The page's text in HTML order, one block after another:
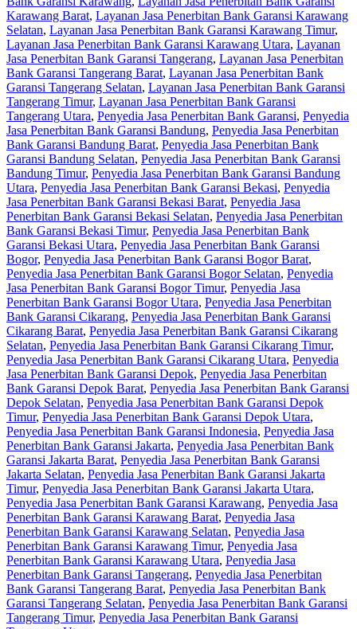
Karawang Barat, Layanan Jasa Penerbitan Bank Garansi Karawang
Selatan, Layanan Jasa Penerbitan Bank Garansi Karawang Timur,
Layanan Jasa Penerbitan Bank Garansi Karawang Utara, Layanan
Jasa Penerbitan Bank Garansi Tangerang, Layanan Jasa Penerbitan
Bank Garansi Tangerang Barat, Layanan Jasa Penerbitan Bank
Garansi Tangerang Selatan, Layanan Jasa Penerbitan Bank Garansi
Tangerang Timur, Layanan Jasa Penerbitan Bank Garansi
Tangerang Utara, Penyedia Jasa Penerbitan Bank Garansi, Penyedia
Jasa Penerbitan Bank Garansi Bandung, Penyedia Jasa Penerbitan
Bank Garansi Bandung Barat, Penyedia Jasa Penerbitan Bank
Garansi Bandung Selatan, Penyedia Jasa Penerbitan Bank Garansi
Bandung Timur, Penyedia Jasa Penerbitan Bank Garansi Bandung
Utara, Penyedia Jasa Penerbitan Bank Garansi Bekasi, Penyedia
Jasa Penerbitan Bank Garansi Bekasi Barat, Penyedia Jasa
Penerbitan Bank Garansi Bekasi Selatan, Penyedia Jasa Penerbitan
Bank Garansi Bekasi Timur, Penyedia Jasa Penerbitan Bank
Garansi Bekasi Utara, Penyedia Jasa Penerbitan Bank Garansi
Bogor, Penyedia Jasa Penerbitan Bank Garansi Bogor Barat,
Penyedia Jasa Penerbitan Bank Garansi Bogor Selatan, Penyedia
Jasa Penerbitan Bank Garansi Bogor Timur, Penyedia Jasa
Penerbitan Bank Garansi Bogor Utara, Penyedia Jasa Penerbitan
Bank Garansi Cikarang, Penyedia Jasa Penerbitan Bank Garansi
Cikarang Barat, Penyedia Jasa Penerbitan Bank Garansi Cikarang
Selatan, Penyedia Jasa Penerbitan Bank Garansi Cikarang Timur,
Penyedia Jasa Penerbitan Bank Garansi Cikarang Utara, Penyedia
Jasa Penerbitan Bank Garansi Depok, Penyedia Jasa Penerbitan
Bank Garansi Depok Barat, Penyedia Jasa Penerbitan Bank Garansi
Depok Selatan, Penyedia Jasa Penerbitan Bank Garansi Depok
Timur, Penyedia Jasa Penerbitan Bank Garansi Depok Utara,
Penyedia Jasa Penerbitan Bank Garansi Indonesia, Penyedia Jasa
Penerbitan Bank Garansi Jakarta, Penyedia Jasa Penerbitan Bank
Garansi Jakarta Barat, Penyedia Jasa Penerbitan Bank Garansi
Jakarta Selatan, Penyedia Jasa Penerbitan Bank Garansi Jakarta
Timur, Penyedia Jasa Penerbitan Bank Garansi Jakarta Utara,
Penyedia Jasa Penerbitan Bank Garansi Karawang, Penyedia Jasa
Penerbitan Bank Garansi Karawang Barat, Penyedia Jasa
Penerbitan Bank Garansi Karawang Selatan, Penyedia Jasa
Penerbitan Bank Garansi Karawang Timur, Penyedia Jasa
Penerbitan Bank Garansi Karawang Utara, Penyedia Jasa
Penerbitan Bank Garansi Tangerang, Penyedia Jasa Penerbitan
Bank Garansi Tangerang Barat, Penyedia Jasa Penerbitan Bank
Garansi Tangerang Selatan, Penyedia Jasa Penerbitan Bank Garansi
Tangerang Timur, Penyedia Jasa Penerbitan Bank Garansi